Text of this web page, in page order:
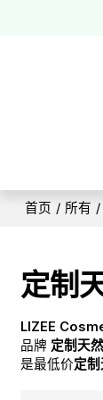
首页 / 所有 /
定制
LIZEE
品牌 定制天
是最低价定